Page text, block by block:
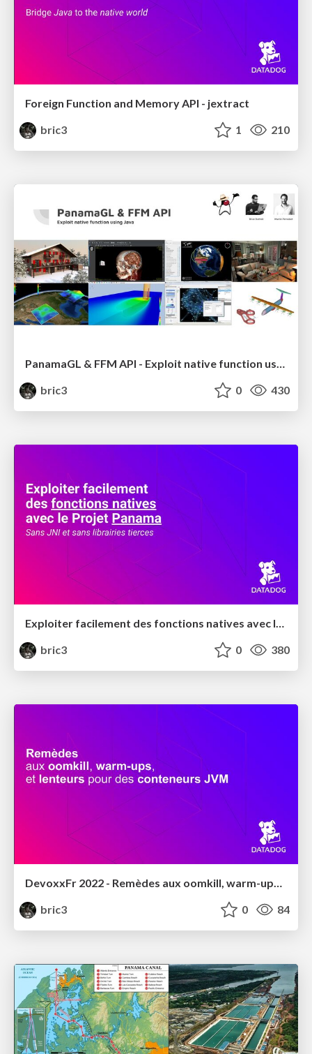
Foreign Function and Memory API - jextract
bric3
1 210
bric3
0 430
Exploiter facilement des fonctions natives avec le projet panama
bric3
0 380
DevoxxFr 2022 - Remèdes aux oomkill, warm-ups, et lenteurs pour des conteneurs JVM
bric3
0 84